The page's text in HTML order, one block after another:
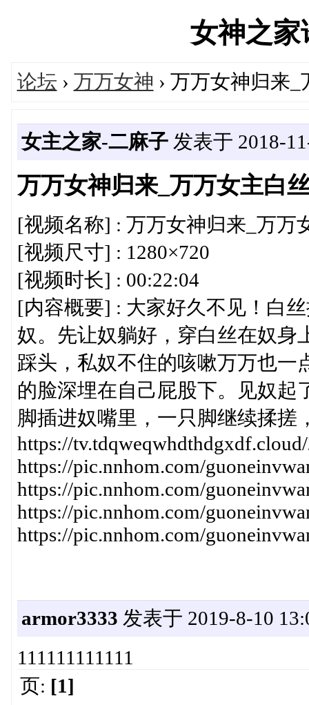
女神之
论坛 › 万万女神 › 万万女神归来
女主之家-二麻子发表于 2018-
万万女神归来_万万女主白
[视频名称] : 万万女神归来_万万
[视频尺寸] : 1280×720
[视频时长] : 00:22:04
[内容概要] : 大家好久不见！白
奴。先让奴躺好，穿白丝在奴身
踩头，私奴不住的咳嗽万万也一
的脸深埋在自己屁股下。见奴起
脚插进奴嘴里，一只脚继续揉搓
https://
https://pic.nnhom.com/
https://pic.nnhom.com/
https://pic.nnhom.com/
https://pic.nnhom.com/
armor3333 发表于 2019-8-10
111111111111
页: [1]